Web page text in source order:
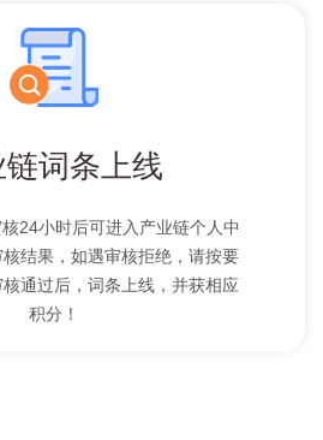
链词条上线
24小时后可进入产业链个人中
结果，如遇审核拒绝，请按要
通过后，词条上线，并获相应
积分！